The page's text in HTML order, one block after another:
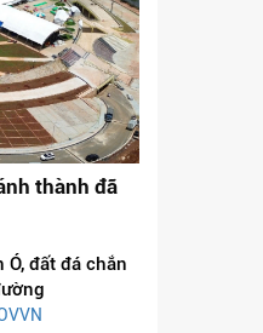
thành đã
Ó, đất đá chắn